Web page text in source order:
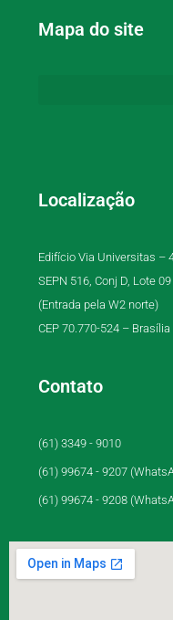
Mapa do site
Localização
Edifício Via Universitas –
SEPN 516, Conj D, Lote
(Entrada pela W2 norte)
CEP 70.770-524 – Brasília
Contato
(61) 3349 - 9010
(61) 99674 - 9207
(61) 99674 - 9208